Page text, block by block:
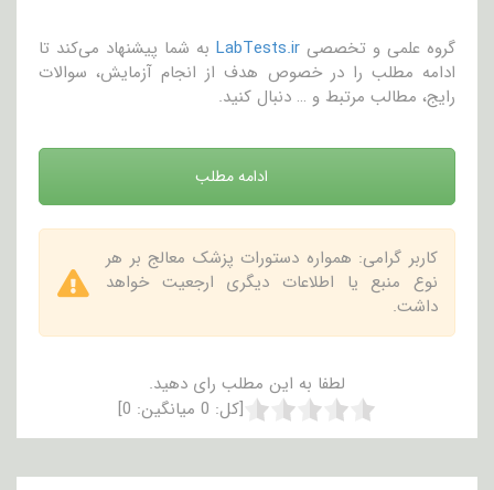
گروه علمی و تخصصی LabTests.ir به شما پیشنهاد می‌کند تا
ادامه مطلب را در خصوص هدف از انجام آزمایش، سوالات
رایج، مطالب مرتبط و … دنبال کنید.
ادامه مطلب
کاربر گرامی: همواره دستورات پزشک معالج بر هر
نوع منبع یا اطلاعات دیگری ارجعیت خواهد
داشت.
لطفا به این مطلب رای دهید.
[کل: 0 میانگین: 0
]